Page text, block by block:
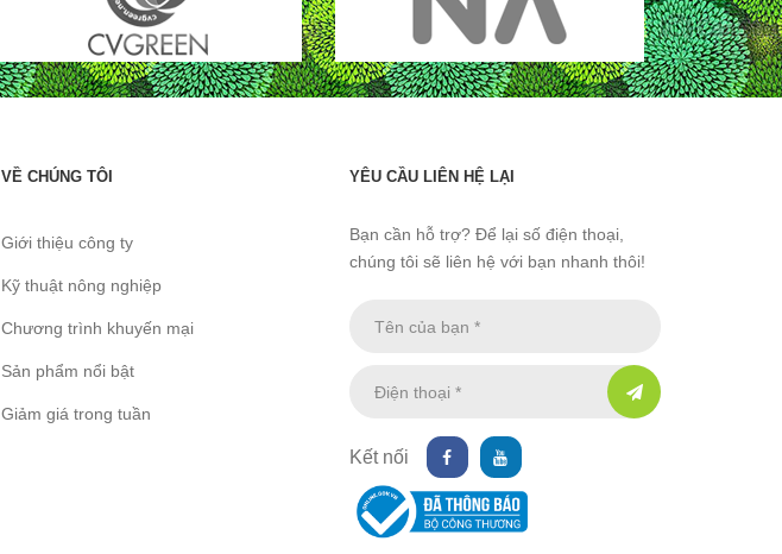
VỀ CHÚNG TÔI
Giới thiệu công ty
Kỹ thuật nông nghiệp
Chương trình khuyến mại
Sản phẩm nổi bật
Giảm giá trong tuần
YÊU CẦU LIÊN HỆ LẠI
Bạn cần hỗ trợ? Để lại số điện thoại,
chúng tôi sẽ liên hệ với bạn nhanh thôi!
Kết nối